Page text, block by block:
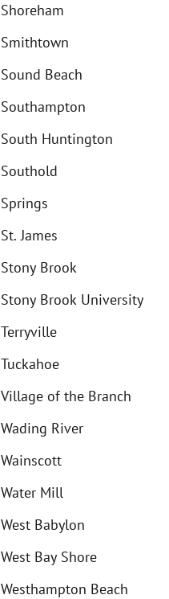
Shoreham
Smithtown
Sound Beach
Southampton
South Huntington
Southold
Springs
St. James
Stony Brook
Stony Brook University
Terryville
Tuckahoe
Village of the Branch
Wading River
Wainscott
Water Mill
West Babylon
West Bay Shore
Westhampton Beach